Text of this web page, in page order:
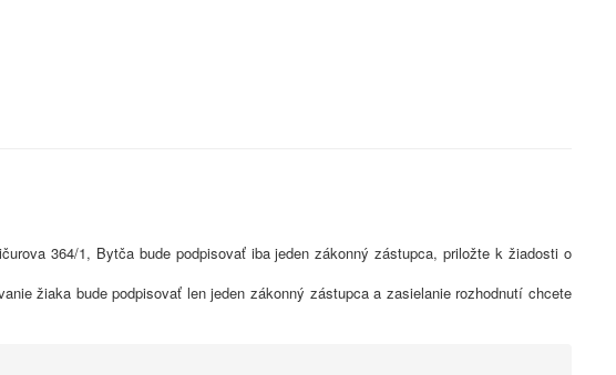
364/1, Bytča bude podpisovať iba jeden zákonný zástupca, priložte k žiadosti o
žiaka bude podpisovať len jeden zákonný zástupca a zasielanie rozhodnutí chcete